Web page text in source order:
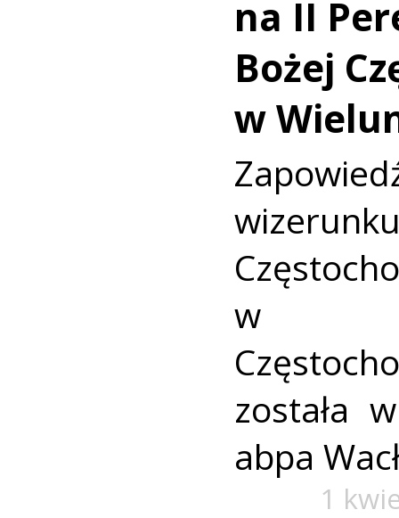
na II
Bożej
w
w
została
abpa
1